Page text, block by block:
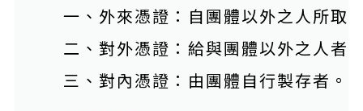
一、外來憑證：自團體以外之人所取
二、對外憑證：給與團體以外之人者
三、對內憑證：由團體自行製存者。